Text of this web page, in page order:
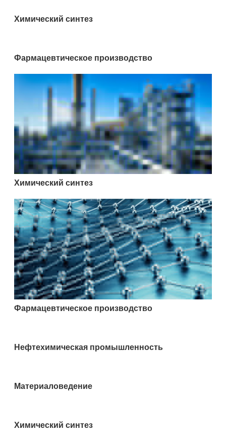
Химический синтез
Фармацевтическое производство
Химический синтез
Фармацевтическое производство
Нефтехимическая промышленность
Материаловедение
Химический синтез